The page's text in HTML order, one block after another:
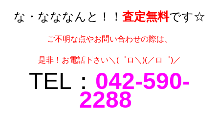
な・なななんと！！ 査定無料です☆
ご不明な点やお問い合わせの際は、
是非！お電話下さい＼(゜ロ＼)(／ロ゜)／
TEL： 042-590-
2288